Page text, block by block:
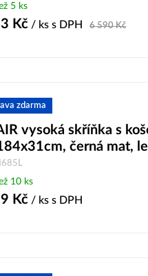
5 ks
Kč / ks s DPH 6 590Kč
zdarma
vysoká skříňka s
černá mat,
10 ks
Kč / ks s DPH